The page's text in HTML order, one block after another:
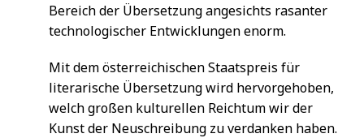
Bereich der Übersetzung angesichts rasanter
technologischer Entwicklungen enorm.
Mit dem österreichischen Staatspreis für
literarische Übersetzung wird hervorgehoben,
welch großen kulturellen Reichtum wir der
Kunst der Neuschreibung zu verdanken haben.